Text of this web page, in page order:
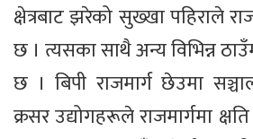
क्षेत्रबाट झरेको सुख्खा पहिराले
छ । त्यसका साथै अन्य विभिन्न
छ । बिपी राजमार्ग छेउमा
क्रसर उद्योगहरूले राजमार्गमा